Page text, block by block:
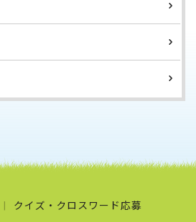
クイズ・クロスワード応募